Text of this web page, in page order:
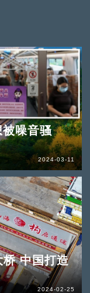
噪音骚
2024-03-11
桥 中国打造
2024-02-25